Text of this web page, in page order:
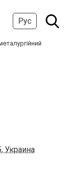
Рус
Украина